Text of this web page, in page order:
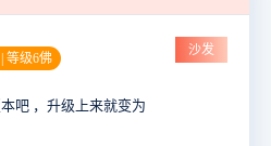
等级6佛
沙发
吧 ，升级上来就变为